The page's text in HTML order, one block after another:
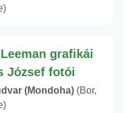
grafikái
József fotói
(Mondoha) (Bor,